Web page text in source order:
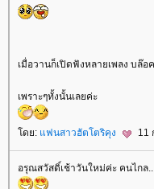
เมื่อวานก็เปิดฟังหลายเพลง บล๊
เพราะๆทั้งนั้นเลยค่ะ
ดย: ฟนสาวฮัตโตริคุง 11
อรุณสวัสดิ์เช้าวันใหม่ค่ะ คนไกล..